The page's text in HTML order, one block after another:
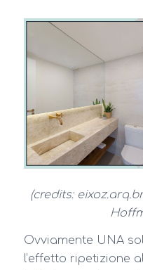
(credits:
Ovviamente UNA
l’effetto ripetizione